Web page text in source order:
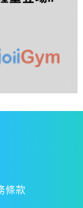
條款